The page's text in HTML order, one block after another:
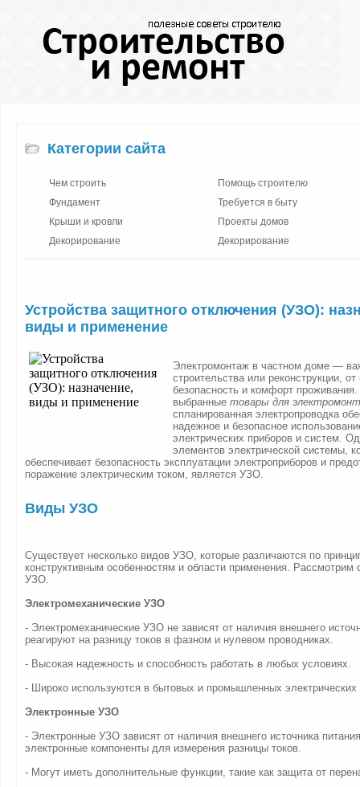
Категории сайта
Чем строить
Фундамент
Крыши и кровли
Декорирование
Помощь строителю
Требуется в быту
Проекты домов
Декорирование
Устройства защитного отключения (УЗО):
виды и применение
Электромонтаж в частном доме —
строительства или реконструкции, от
безопасность и комфорт
выбранные товары для
спланированная электропроводка
надежное и безопасное
электрических приборов и систем.
элементов электрической системы,
обеспечивает безопасность эксплуатации электроприборов и
поражение электрическим током, является УЗО.
Виды УЗО
Существует несколько видов УЗО, которые различаются по
конструктивным особенностям и области применения. Рассмотрим
УЗО.
Электромеханические УЗО
- Электромеханические УЗО не зависят от наличия внешнего
реагируют на разницу токов в фазном и нулевом проводниках.
- Высокая надежность и способность работать в любых условиях.
- Широко используются в бытовых и промышленных электрических
Электронные УЗО
- Электронные УЗО зависят от наличия внешнего источника
электронные компоненты для измерения разницы токов.
- Могут иметь дополнительные функции, такие как защита от